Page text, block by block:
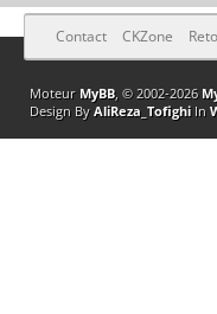
Contact CKZone
Moteur MyBB, © 2002-2026
Design By AliReza_TofighiIn